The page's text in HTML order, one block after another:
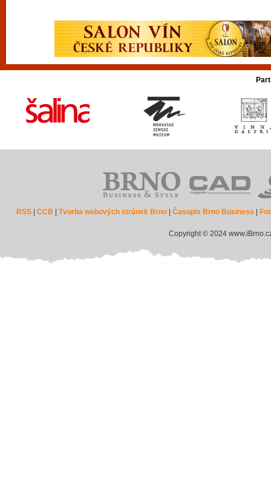
RSS |CCB |Tvorba webových stránek Brno |Časopis Brno Business
Copyright © 2024